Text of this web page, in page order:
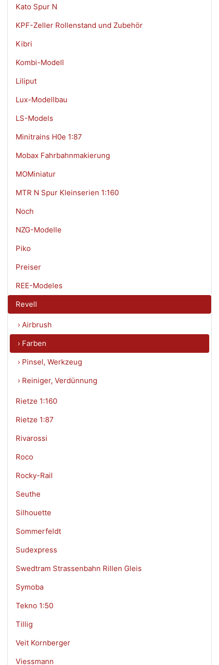
Kato Spur N
KPF-Zeller Rollenstand und Zubehör
Kibri
Kombi-Modell
Liliput
Lux-Modellbau
LS-Models
Minitrains H0e 1:87
Mobax Fahrbahnmakierung
MOMiniatur
MTR N Spur Kleinserien 1:160
Noch
NZG-Modelle
Piko
Preiser
REE-Modeles
Revell
› Airbrush
› Farben
› Pinsel, Werkzeug
› Reiniger, Verdünnung
Rietze 1:160
Rietze 1:87
Rivarossi
Roco
Rocky-Rail
Seuthe
Silhouette
Sommerfeldt
Sudexpress
Swedtram Strassenbahn Rillen Gleis
Symoba
Tekno 1:50
Tillig
Veit Kornberger
Viessmann